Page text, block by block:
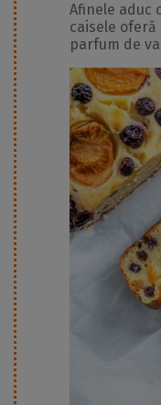
Afinele aduc
caisele oferă
parfum de